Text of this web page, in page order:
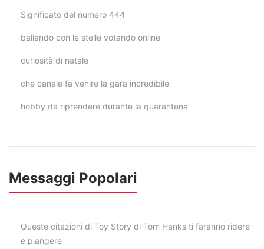
Significato del numero 444
ballando con le stelle votando online
curiosità di natale
che canale fa venire la gara incredibile
hobby da riprendere durante la quarantena
Messaggi Popolari
Queste citazioni di Toy Story di Tom Hanks ti faranno ridere
e piangere